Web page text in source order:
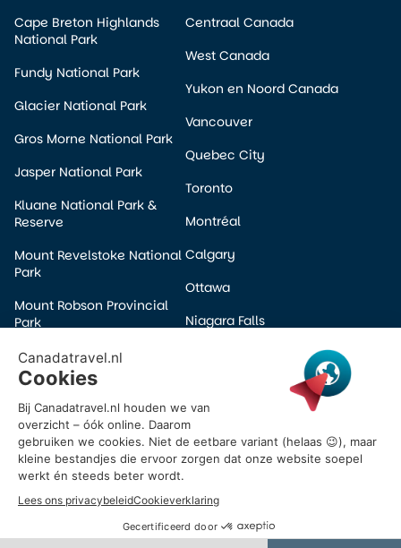
Cape Breton Highlands
National Park
Fundy National Park
Glacier National Park
Gros Morne National Park
Jasper National Park
Kluane National Park &
Reserve
Mount Revelstoke National
Park
Mount Robson Provincial
Park
Pacific Rim National Park
Prince Albert National Park
Wells Gray Provincial Park
Yoho National Park
Centraal Canada
West Canada
Yukon en Noord Canada
Vancouver
Quebec City
Toronto
Montréal
Calgary
Ottawa
Niagara Falls
Halifax
Victoria